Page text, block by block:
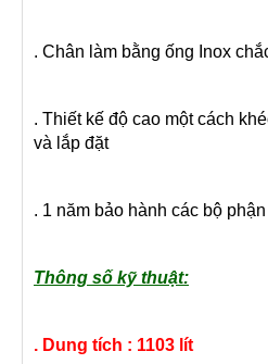
. Chân làm bằng ống Inox
. Thiết kế độ cao một cách
và lắp đặt
. 1 năm bảo hành các bộ
Thông số kỹ thuật:
. Dung tích : 1103 lít